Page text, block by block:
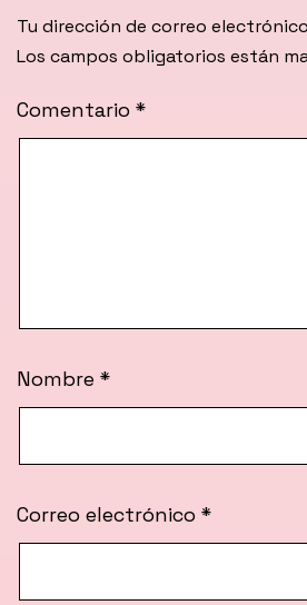
Tu dirección de correo
Los campos obligatorios están
Comentario *
Nombre *
Correo electrónico *